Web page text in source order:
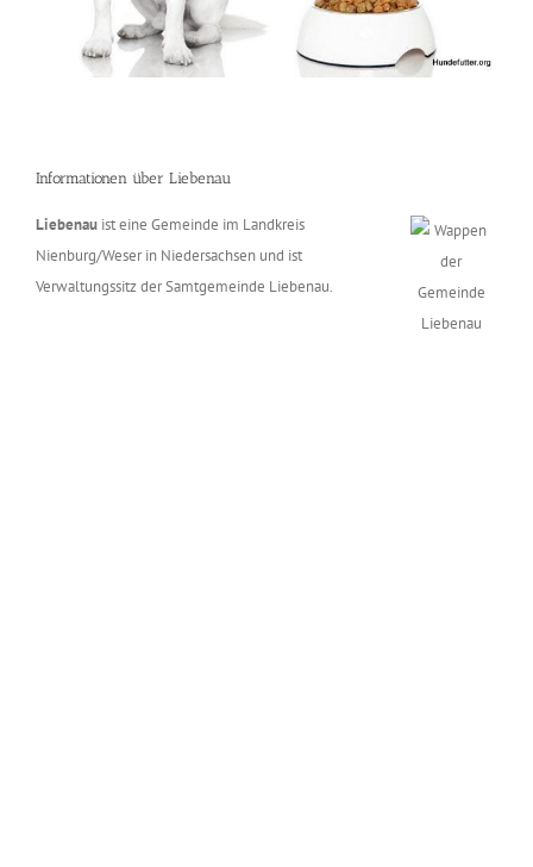
Informationen über Liebenau
Liebenau ist eine Gemeinde im Landkreis
Nienburg/Weser in Niedersachsen und ist
Verwaltungssitz der Samtgemeinde Liebenau.